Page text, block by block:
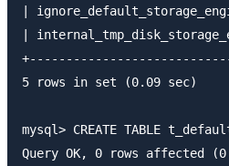
|
|
5 rows in set (0.09 sec)
mysql> CREATE TABLE
Query OK, 0 rows affected